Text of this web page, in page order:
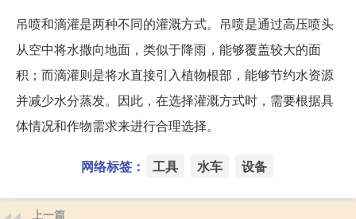
吊喷和滴灌是两种不同的灌溉方式。吊喷是通过高压喷头
从空中将水撒向地面，类似于降雨，能够覆盖较大的面
积；而滴灌则是将水直接引入植物根部，能够节约水资源
并减少水分蒸发。因此，在选择灌溉方式时，需要根据具
体情况和作物需求来进行合理选择。
网络标签： 工具 水车 设备
上一篇